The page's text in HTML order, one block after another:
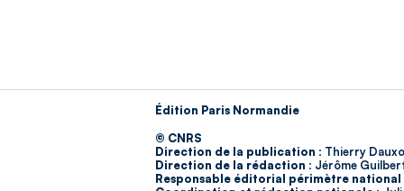
Édition Paris Normandie
© CNRS
Direction de la publication : Thierry
Direction de la rédaction : Jérôme
Responsable éditorial périmètre national